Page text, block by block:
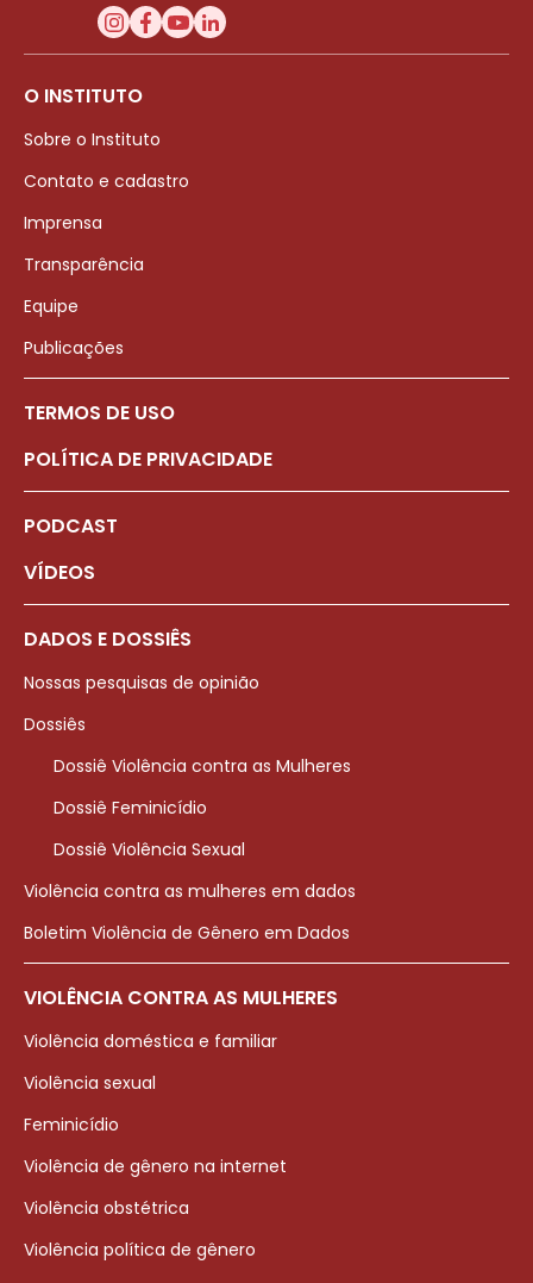
O INSTITUTO
Sobre o Instituto
Contato e cadastro
Imprensa
Transparência
Equipe
Publicações
TERMOS DE USO
POLÍTICA DE PRIVACIDADE
PODCAST
VÍDEOS
DADOS E DOSSIÊS
Nossas pesquisas de opinião
Dossiês
Dossiê Violência contra as Mulheres
Dossiê Feminicídio
Dossiê Violência Sexual
Violência contra as mulheres em dados
Boletim Violência de Gênero em Dados
VIOLÊNCIA CONTRA AS MULHERES
Violência doméstica e familiar
Violência sexual
Feminicídio
Violência de gênero na internet
Violência obstétrica
Violência política de gênero